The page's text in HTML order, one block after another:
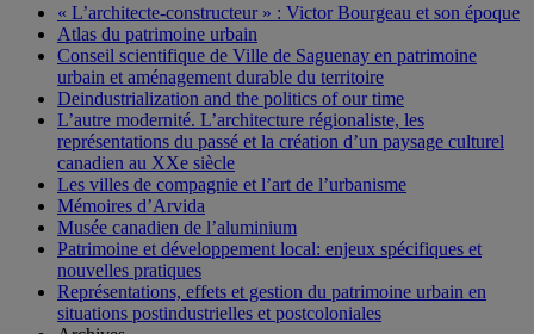
« L’architecte-constructeur » : Victor Bourgeau et son époque
Atlas du patrimoine urbain
Conseil scientifique de Ville de Saguenay en patrimoine
urbain et aménagement durable du territoire
Deindustrialization and the politics of our time
L’autre modernité. L’architecture régionaliste, les
représentations du passé et la création d’un paysage culturel
canadien au XXe siècle
Les villes de compagnie et l’art de l’urbanisme
Mémoires d’Arvida
Musée canadien de l’aluminium
Patrimoine et développement local: enjeux spécifiques et
nouvelles pratiques
Représentations, effets et gestion du patrimoine urbain en
situations postindustrielles et postcoloniales